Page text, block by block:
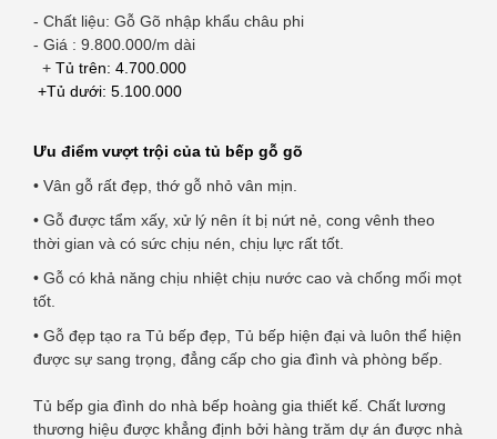
- Chất liệu: Gỗ Gõ nhập khẩu châu phi
- Giá : 9.800.000/m dài
+ Tủ trên: 4.700.000
+Tủ dưới: 5.100.000
Ưu điểm vượt trội của tủ bếp gỗ gõ
• Vân gỗ rất đẹp, thớ gỗ nhỏ vân mịn.
• Gỗ được tẩm xấy, xử lý nên ít bị nứt nẻ, cong vênh theo
thời gian và có sức chịu nén, chịu lực rất tốt.
• Gỗ có khả năng chịu nhiệt chịu nước cao và chống mối mọt
tốt.
• Gỗ đẹp tạo ra Tủ bếp đẹp, Tủ bếp hiện đại và luôn thể hiện
được sự sang trọng, đẳng cấp cho gia đình và phòng bếp.
Tủ bếp gia đình do nhà bếp hoàng gia thiết kế. Chất lương
thương hiệu được khẳng định bởi hàng trăm dự án được nhà